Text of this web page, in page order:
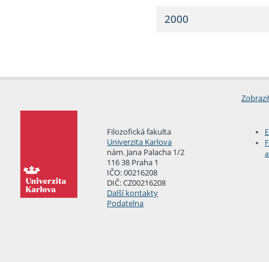
2000
Filozofická fakulta
Univerzita Karlova
nám. Jana Palacha 1/2
116 38 Praha 1
IČO: 00216208
DIČ: CZ00216208
Další kontakty
Podatelna